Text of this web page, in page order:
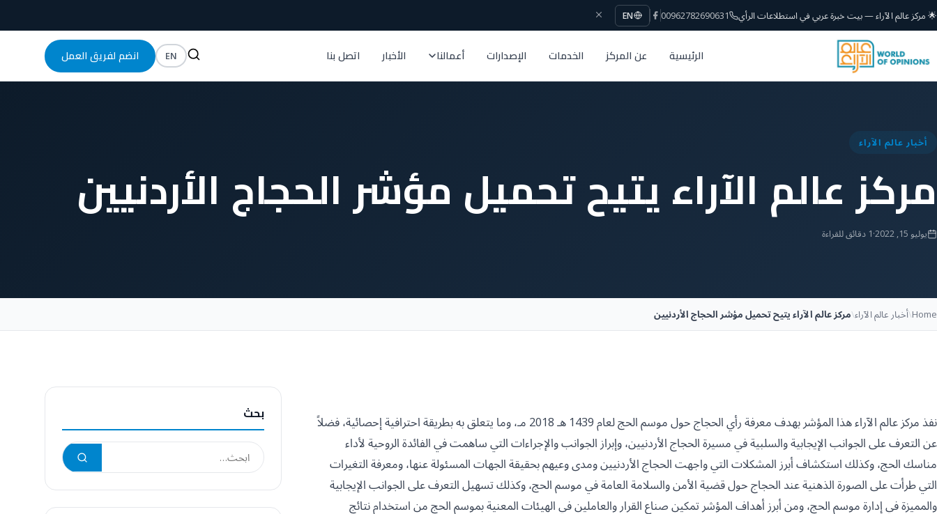
🌟 مركز عالم الآراء — بيت خبرة عربي في استطلاعات الرأي 00962782690631
EN
الرئيسية عن المركز الخدمات الإصدارات أعمالنا الأخبار اتصل بنا EN انضم لفريق العمل
أخبار عالم الآراء
مركز عالم الآراء يتيح تحميل مؤشر الحجاج الأردنيين
يوليو 15, 2022 ·1 دقائق للقراءة
Home
\أخبار عالم الآراء\مركز عالم الآراء يتيح تحميل مؤشر الحجاج الأردنيين
نفذ مركز عالم الآراء هذا المؤشر بهدف معرفة رأي الحجاج حول موسم الحج لعام 1439 هـ 2018 مـ، وما يتعلق به بطريقة احترافية إحصائية، فضلاً
عن التعرف على الجوانب الإيجابية والسلبية في مسيرة الحجاج الأردنيين، وإبراز الجوانب والإجراءات التي ساهمت في الفائدة الروحية لأداء
مناسك الحج، وكذلك استكشاف أبرز المشكلات التي واجهت الحجاج الأردنيين ومدى وعيهم بحقيقة الجهات المسئولة عنها، ومعرفة التغيرات
التي طرأت على الصورة الذهنية عند الحجاج حول قضية الأمن والسلامة العامة في موسم الحج، وكذلك تسهيل التعرف على الجوانب الإيجابية
والمميزة في إدارة موسم الحج، ومن أبرز أهداف المؤشر تمكين صناع القرار والعاملين في الهيئات المعنية بموسم الحج من استخدام نتائج
بحث